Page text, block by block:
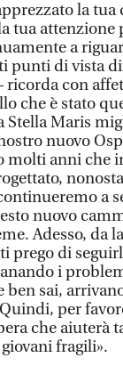
la tua
tua attenzione
a
punti di vista
ricorda con
che è stato
Stella Maris
nuovo
molti anni che
a
nuovo
Adesso, da
prego di
i
ben sai,
per
che aiuterà
fragili».